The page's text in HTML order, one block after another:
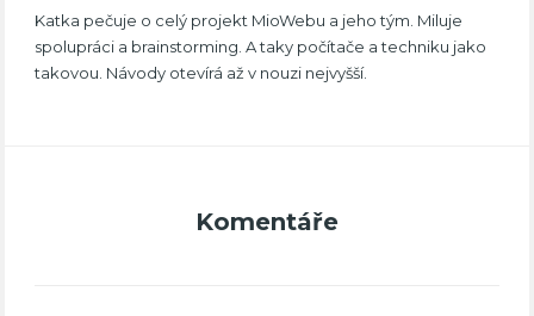
Katka pečuje o celý projekt MioWebu a jeho tým. Miluje
spolupráci a brainstorming. A taky počítače a techniku jako
takovou. Návody otevírá až v nouzi nejvyšší.
Komentáře